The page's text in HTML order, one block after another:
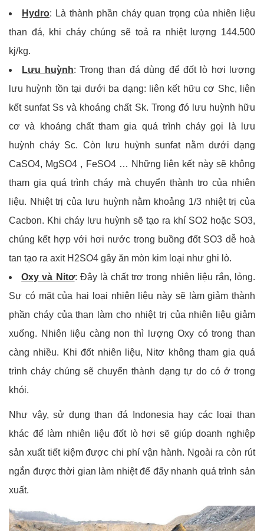
Hydro: Là thành phần cháy quan trọng của nhiên liệu
than đá, khi cháy chúng sẽ toả ra nhiệt lượng 144.500
kj/kg.
Lưu huỳnh: Trong than đá dùng để đốt lò hơi lượng
lưu huỳnh tồn tại dưới ba dạng: liên kết hữu cơ Shc, liên
kết sunfat Ss và khoáng chất Sk. Trong đó lưu huỳnh hữu
cơ và khoáng chất tham gia quá trình cháy gọi là lưu
huỳnh cháy Sc. Còn lưu huỳnh sunfat nằm dưới dạng
CaSO4, MgSO4 , FeSO4 … Những liên kết này sẽ không
tham gia quá trình cháy mà chuyển thành tro của nhiên
liệu. Nhiệt trị của lưu huỳnh nằm khoảng 1/3 nhiệt trị của
Cacbon. Khi cháy lưu huỳnh sẽ tạo ra khí SO2 hoặc SO3,
chúng kết hợp với hơi nước trong buồng đốt SO3 dễ hoà
tan tạo ra axit H2SO4 gây ăn mòn kim loại như ghi lò.
Oxy và Nitơ: Đây là chất trơ trong nhiên liệu rắn, lỏng.
Sự có mặt của hai loại nhiên liệu này sẽ làm giảm thành
phần cháy của than làm cho nhiệt trị của nhiên liệu giảm
xuống. Nhiên liệu càng non thì lượng Oxy có trong than
càng nhiều. Khi đốt nhiên liệu, Nitơ không tham gia quá
trình cháy chúng sẽ chuyển thành dạng tự do có ở trong
khói.
Như vậy, sử dụng than đá Indonesia hay các loại than
khác để làm nhiên liệu đốt lò hơi sẽ giúp doanh nghiệp
sản xuất tiết kiệm được chi phí vận hành. Ngoài ra còn rút
ngắn được thời gian làm nhiệt để đẩy nhanh quá trình sản
xuất.